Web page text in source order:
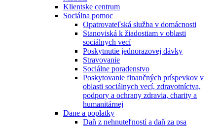
Klientske centrum
Sociálna pomoc
Opatrovateľská služba v domácnosti
Stanoviská k žiadostiam v oblasti
sociálnych vecí
Poskytnutie jednorazovej dávky
Stravovanie
Sociálne poradenstvo
Poskytovanie finančných príspevkov v
oblasti sociálnych vecí, zdravotníctva,
podpory a ochrany zdravia, charity a
humanitárnej
Dane a poplatky
Daň z nehnuteľností a daň za psa